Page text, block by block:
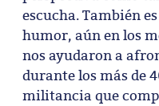
escucha. También
humor, aún en los
nos ayudaron a
durante los más de
militancia que